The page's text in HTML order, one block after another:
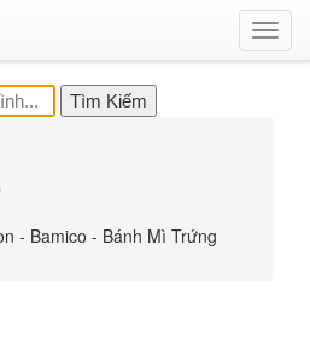
- Bamico - Bánh Mì Trứng